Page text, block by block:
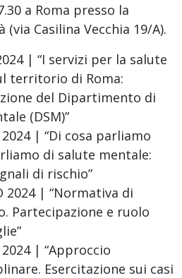
a Roma presso la
Casilina Vecchia 19/A).
| “I servizi per la salute
territorio di Roma:
del Dipartimento di
(DSM)”
| “Di cosa parliamo
di salute mentale:
di rischio”
2024 | “Normativa di
Partecipazione e ruolo
| “Approccio
Esercitazione sui casi